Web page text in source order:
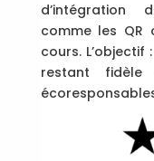
d’intégration
comme les QR
cours.
restant fidèle